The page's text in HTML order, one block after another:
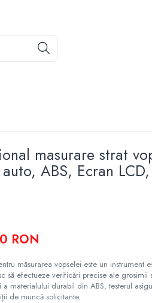
masurare strat
ABS, Ecran
RON
măsurarea vopselei este un instrument
să efectueze verificări precise ale grosimii
materialului durabil din ABS, testerul
de muncă solicitante.